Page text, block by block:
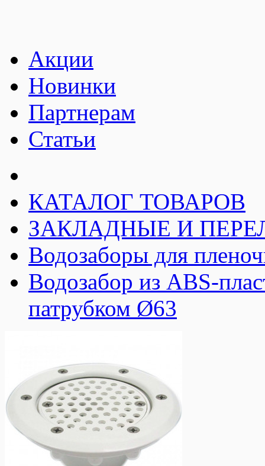
Акции
Новинки
Партнерам
Статьи
КАТАЛОГ ТОВАРОВ
ЗАКЛАДНЫЕ И
Водозаборы для
Водозабор из ABS-
патрубком Ø63